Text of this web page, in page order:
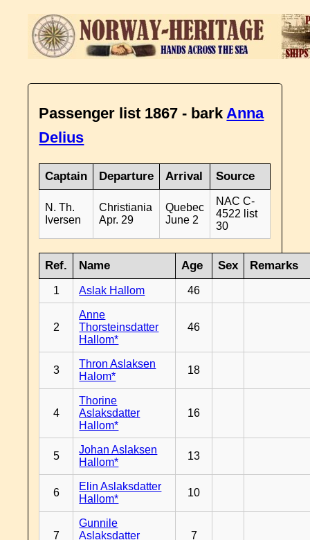
Passenger list 1867 - barkAnna
Delius
Captain Departure Arrival Source
N. Th.
Iversen
Christiania
Apr. 29
Quebec
June 2
NAC C-
4522 list
30
Ref. Name Age Sex Remarks
1 Aslak Hallom 46
2
Anne
Thorsteinsdatter
Hallom*
46
3
Thron Aslaksen
Halom*
18
4
Thorine
Aslaksdatter
Hallom*
16
5
Johan Aslaksen
Hallom*
13
6
Elin Aslaksdatter
Hallom*
10
7
Gunnile
Aslaksdatter
7